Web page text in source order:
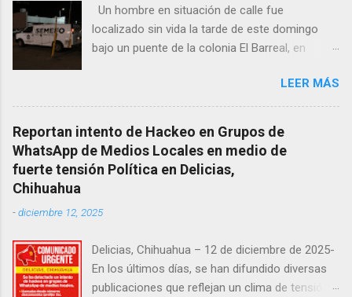
Un hombre en situación de calle fue
localizado sin vida la tarde de este domingo
bajo un puente de la colonia El Barreal, en
de las calles 20 de Noviembre y Ramón Corona,
donde vecinos reportaron la presencia del
cuerpo. Elementos ministeriales y peritos de la
Fiscalía Zona Norte confirmaron que el
fallecido no presentaba huellas de violencia.
Habitantes de la zona señalaron que el hombre
desconocen su identidad.
LEER MÁS
Reportan intento de Hackeo en Grupos de
WhatsApp de Medios Locales en medio de
fuerte tensión Política en Delicias,
Chihuahua
-diciembre 12, 2025
Delicias, Chihuahua – 12 de diciembre de 2025-
En los últimos días, se han difundido diversas
publicaciones que reflejan un clima de tensión